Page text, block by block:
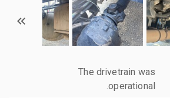
The drivetrain was
operational.